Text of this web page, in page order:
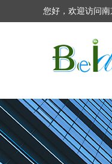
您好，欢迎访问南